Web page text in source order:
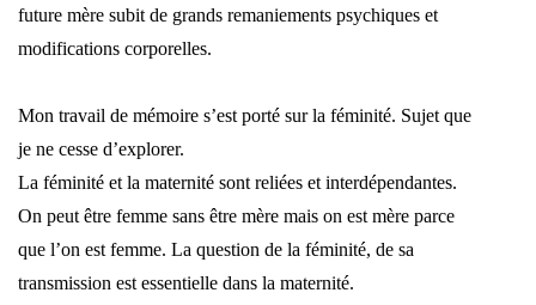
future mère subit de grands remaniements psychiques et
modifications corporelles.
Mon travail de mémoire s’est porté sur la féminité. Sujet que
je ne cesse d’explorer.
La féminité et la maternité sont reliées et interdépendantes.
On peut être femme sans être mère mais on est mère parce
que l’on est femme. La question de la féminité, de sa
transmission est essentielle dans la maternité.